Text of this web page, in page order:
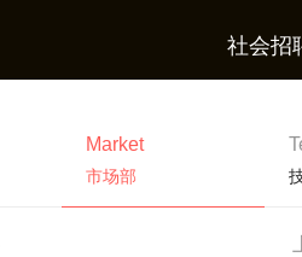
社会招
Market
市场部